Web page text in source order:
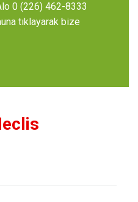
0 (226) 462-8333
tıklayarak bize